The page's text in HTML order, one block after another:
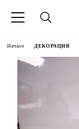
Начало ДЕКОРАЦИЯ